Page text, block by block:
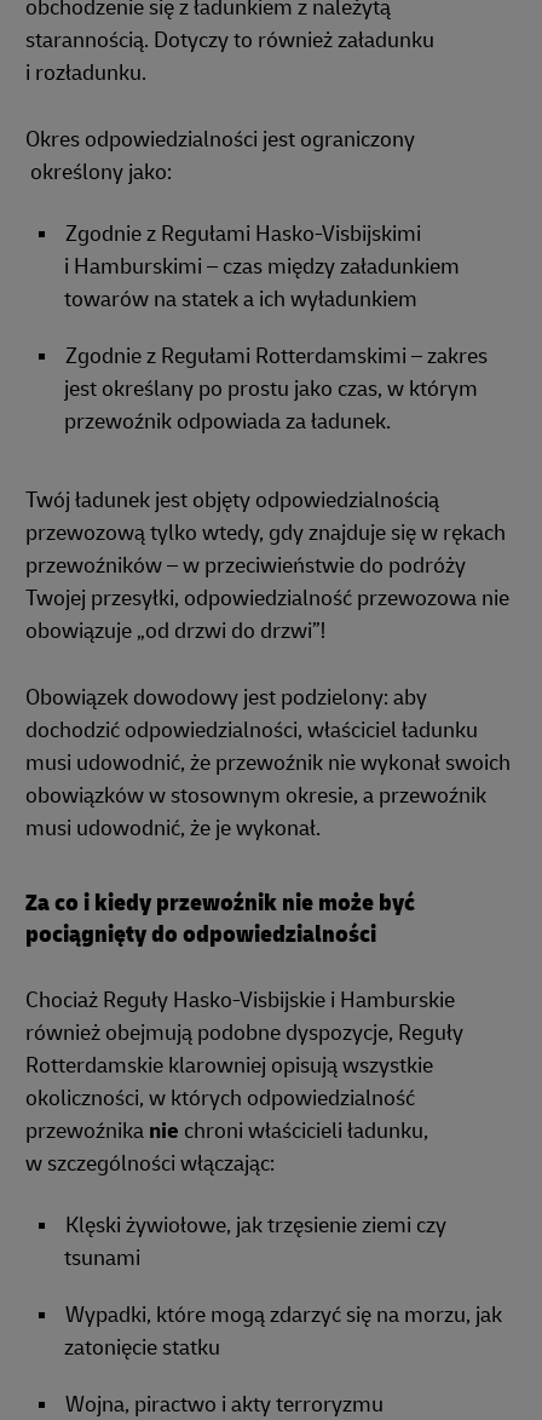
obchodzenie się z ładunkiem z należytą
starannością. Dotyczy to również załadunku
i rozładunku.
Okres odpowiedzialności jest ograniczony
określony jako:
Zgodnie z Regułami Hasko-Visbijskimi
i Hamburskimi – czas między załadunkiem
towarów na statek a ich wyładunkiem
Zgodnie z Regułami Rotterdamskimi – zakres
jest określany po prostu jako czas, w którym
przewoźnik odpowiada za ładunek.
Twój ładunek jest objęty odpowiedzialnością
przewozową tylko wtedy, gdy znajduje się w rękach
przewoźników – w przeciwieństwie do podróży
Twojej przesyłki, odpowiedzialność przewozowa nie
obowiązuje „od drzwi do drzwi”!
Obowiązek dowodowy jest podzielony: aby
dochodzić odpowiedzialności, właściciel ładunku
musi udowodnić, że przewoźnik nie wykonał swoich
obowiązków w stosownym okresie, a przewoźnik
musi udowodnić, że je wykonał.
Za co i kiedy przewoźnik nie może być
pociągnięty do odpowiedzialności
Chociaż Reguły Hasko-Visbijskie i Hamburskie
również obejmują podobne dyspozycje, Reguły
Rotterdamskie klarowniej opisują wszystkie
okoliczności, w których odpowiedzialność
przewoźnika nie chroni właścicieli ładunku,
w szczególności włączając:
Klęski żywiołowe, jak trzęsienie ziemi czy
tsunami
Wypadki, które mogą zdarzyć się na morzu, jak
zatonięcie statku
Wojna, piractwo i akty terroryzmu